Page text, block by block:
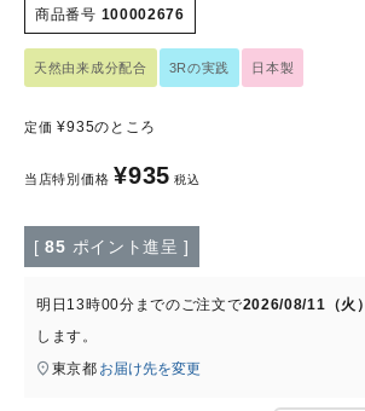
定期購入
オリジナルブランド
ナチュラプラス
商品番号 100002676
天然由来成分配合 3Rの実践 日本製
定価 ¥935のところ
当店特別価格 ¥935 税込
[ 85 ポイント進呈 ]
明日 13時00分 までのご注文で2026/08/11（火）
します。
東京都 お届け先を変更